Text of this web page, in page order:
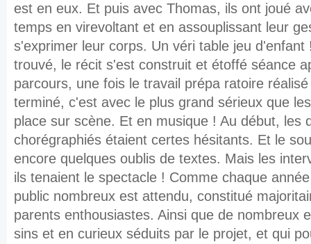
est en eux. Et puis avec Thomas, ils ont joué
temps en virevoltant et en assouplissant leur
s'exprimer leur corps. Un véri table jeu d'enfant
trouvé, le récit s'est construit et étoffé séance
parcours, une fois le travail prépa ratoire
terminé, c'est avec le plus grand sérieux que
place sur scène. Et en musique ! Au début, les
chorégraphiés étaient certes hésitants. Et le
encore quelques oublis de textes. Mais les
ils tenaient le spectacle ! Comme chaque
public nombreux est attendu, constitué
parents enthousiastes. Ainsi que de nombreux
sins et en curieux séduits par le projet, et qui